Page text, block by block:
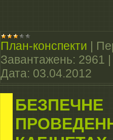
План-конспекти |
Завантажень: 2961
Дата: 03.04.2012
БЕЗПЕЧНЕ